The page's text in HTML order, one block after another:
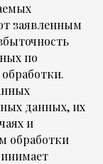
заявленным
по
данных, их
и
обработки